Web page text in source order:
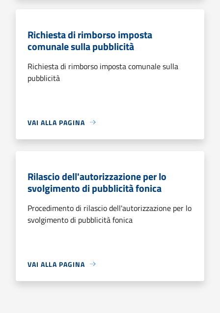
Richiesta di rimborso imposta
comunale sulla pubblicità
Richiesta di rimborso imposta comunale sulla
pubblicità
VAI ALLA PAGINA
Rilascio dell'autorizzazione per lo
svolgimento di pubblicità fonica
Procedimento di rilascio dell'autorizzazione per lo
svolgimento di pubblicità fonica
VAI ALLA PAGINA